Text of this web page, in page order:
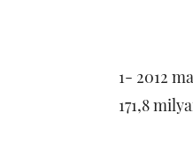
1- 2012
171,8